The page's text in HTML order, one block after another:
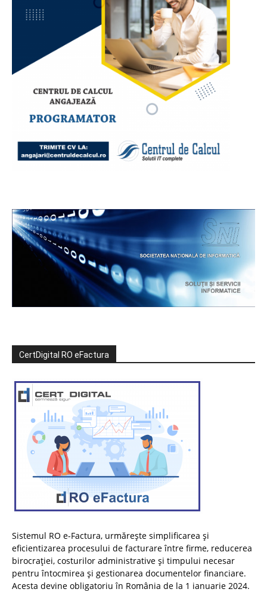
CertDigital RO eFactura
Sistemul RO e-Factura, urmărește simplificarea și
eficientizarea procesului de facturare între firme, reducerea
birocrației, costurilor administrative și timpului necesar
pentru întocmirea și gestionarea documentelor financiare.
Acesta devine obligatoriu în România de la 1 ianuarie 2024.